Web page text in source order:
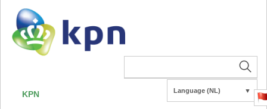
KPN Language (NL) ▼